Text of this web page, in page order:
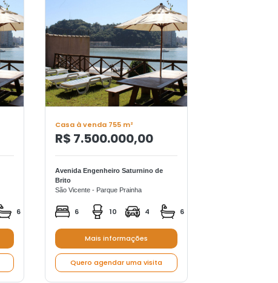
6
Casa à venda 755 m²
R$ 7.500.000,00
Avenida Engenheiro Saturnino de
Brito
São Vicente - Parque Prainha
6 10 4 6
Mais informações
Quero agendar uma visita